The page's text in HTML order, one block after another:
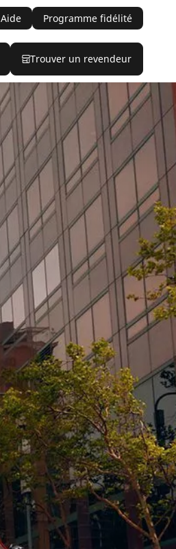
Aide Programme fidélité
Trouver un revendeur